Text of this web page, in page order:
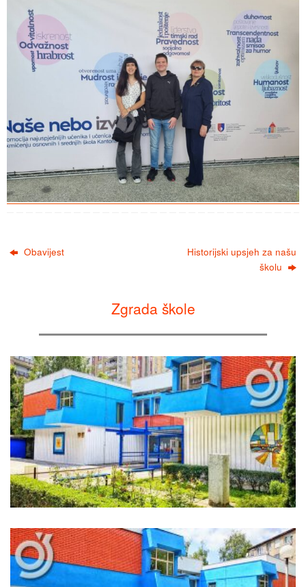
Obavijest
Historijski upsjeh za našu
školu
Zgrada škole